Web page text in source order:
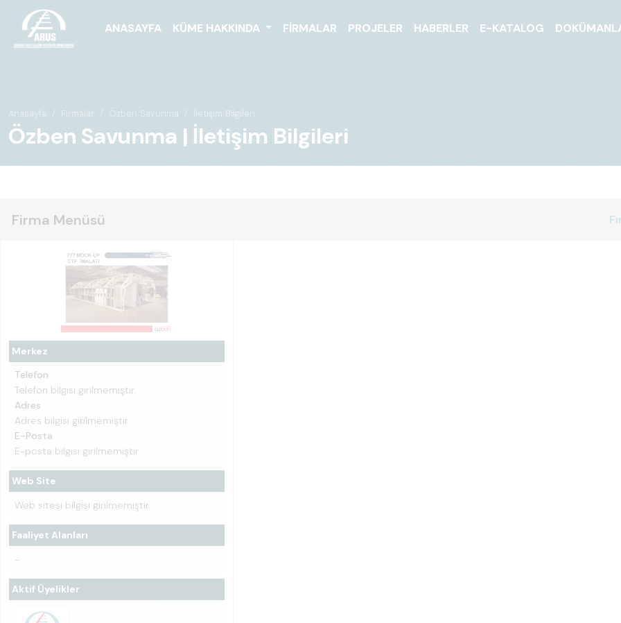
ANASAYFA KÜME HAKKINDA FIRMALAR PROJELER HABERLER E-KATALOG
Anasayfa Firmalar Özben Savunma İletişim Bilgileri
Özben Savunma | İletişim Bilgileri
Firma Menüsü
Merkez
Telefon
Telefon bilgisi girilmemiştir.
Adres
Adres bilgisi girilmemiştir.
E-Posta
E-posta bilgisi girilmemiştir.
Web Site
Web sitesi bilgisi girilmemiştir.
Faaliyet Alanları
-
Aktif Üyelikler